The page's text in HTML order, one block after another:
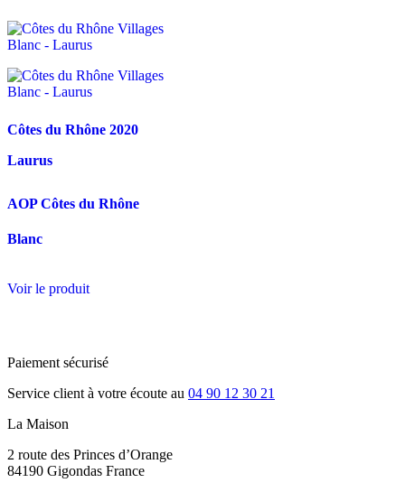
Côtes du Rhône 2020
Laurus
AOP Côtes du Rhône
Blanc
Voir le produit
Paiement sécurisé
Service client à votre écoute au 04 90 12 30 21
La Maison
2 route des Princes d’Orange
84190 Gigondas France